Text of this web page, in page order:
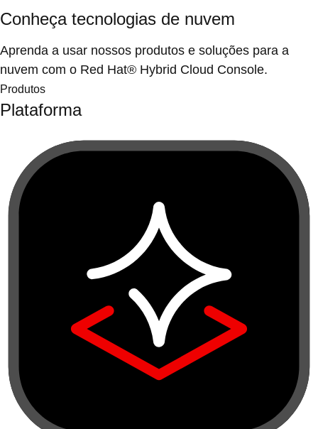
Conheça tecnologias de nuvem
Aprenda a usar nossos produtos e soluções para a
nuvem com o Red Hat® Hybrid Cloud Console.
Produtos
Plataforma